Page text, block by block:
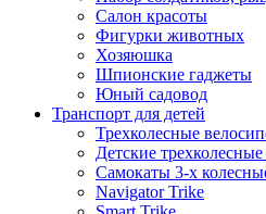
Салон красоты
Фигурки животных
Хозяюшка
Шпионские гаджеты
Юный садовод
Транспорт для детей
Трехколесные
Детские
Самокаты 3-х
Navigator Trike